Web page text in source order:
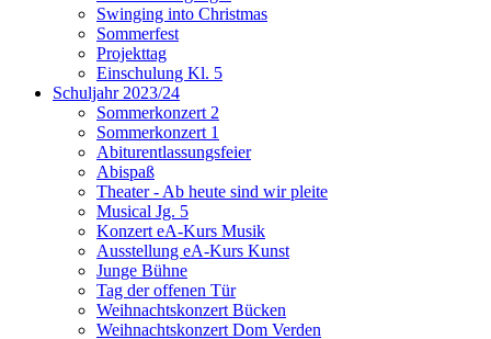
Swinging into Christmas
Sommerfest
Projekttag
Einschulung Kl. 5
Schuljahr 2023/24
Sommerkonzert 2
Sommerkonzert 1
Abiturentlassungsfeier
Abispaß
Theater - Ab heute sind wir pleite
Musical Jg. 5
Konzert eA-Kurs Musik
Ausstellung eA-Kurs Kunst
Junge Bühne
Tag der offenen Tür
Weihnachtskonzert Bücken
Weihnachtskonzert Dom Verden